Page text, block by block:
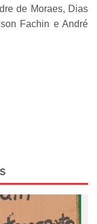
de Moraes, Dias
Fachin e André